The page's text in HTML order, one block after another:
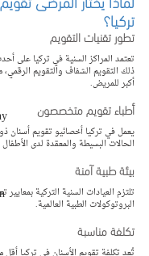
تركيا؟
تطور تقنيات التقويم
تعتمد المراكز السنية في تركيا على
ذلك التقويم الشفاف والتقويم
أكبر للمريض.
أطباء تقويم متخصصون
يعمل في تركيا أخصائيو تقويم أسنان
الحالات البسيطة والمعقدة لدى الأطفال
بيئة طبية آمنة
تلتزم العيادات السنية التركية
البروتوكولات الطبية العالمية.
تكلفة مناسبة